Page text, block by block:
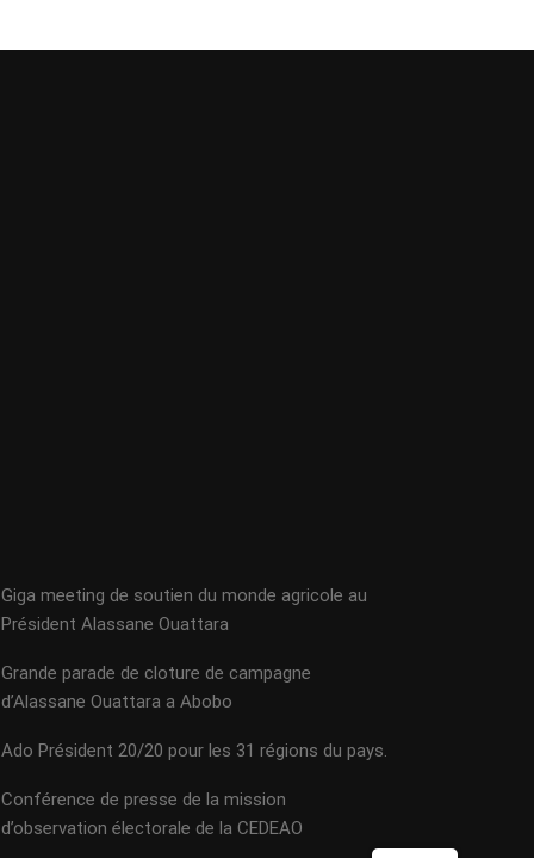
Giga meeting de soutien du monde agricole au
Président Alassane Ouattara
Grande parade de cloture de campagne
d’Alassane Ouattara a Abobo
Ado Président 20/20 pour les 31 régions du pays.
Conférence de presse de la mission
d’observation électorale de la CEDEAO